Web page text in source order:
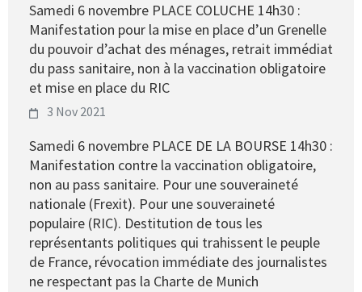
Samedi 6 novembre PLACE COLUCHE 14h30 :
Manifestation pour la mise en place d’un Grenelle
du pouvoir d’achat des ménages, retrait immédiat
du pass sanitaire, non à la vaccination obligatoire
et mise en place du RIC
3 Nov 2021
Samedi 6 novembre PLACE DE LA BOURSE 14h30 :
Manifestation contre la vaccination obligatoire,
non au pass sanitaire. Pour une souveraineté
nationale (Frexit). Pour une souveraineté
populaire (RIC). Destitution de tous les
représentants politiques qui trahissent le peuple
de France, révocation immédiate des journalistes
ne respectant pas la Charte de Munich